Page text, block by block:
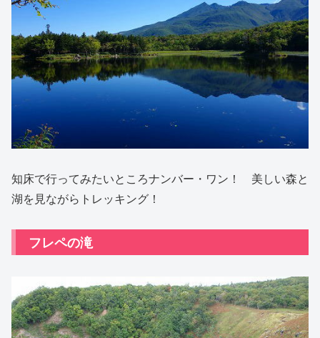
知床で行ってみたいところナンバー・ワン！ 美しい森と
湖を見ながらトレッキング！
フレペの滝